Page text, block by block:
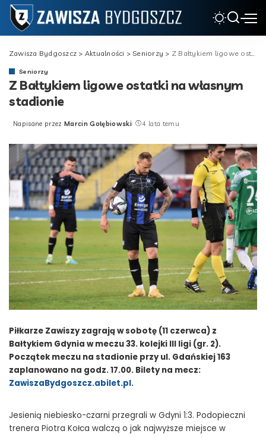
Zawisza Bydgoszcz > Aktualności >Seniorzy > Z Bałtykiem ligowe ostatki na własnym stadionie
Seniorzy
Z Bałtykiem ligowe ostatki na własnym
stadionie
Posted
Napisane przez Marcin Gołębiowski 4 lata temu
Piłkarze Zawiszy zagrają w sobotę (11 czerwca) z
Bałtykiem Gdynia w meczu 33. kolejki III ligi (gr. 2).
Początek meczu na stadionie przy ul. Gdańskiej 163
zaplanowano na godz. 17.00. Bilety na mecz:
ZawiszaBydgoszcz.abilet.pl.
Jesienią niebiesko-czarni przegrali w Gdyni 1:3. Podopieczni
trenera Piotra Kołca walczą o jak najwyższe miejsce w